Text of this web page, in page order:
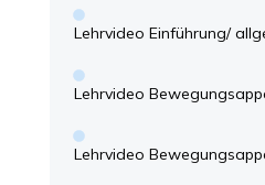
Lehrvideo Einführung/
Lehrvideo
Lehrvideo